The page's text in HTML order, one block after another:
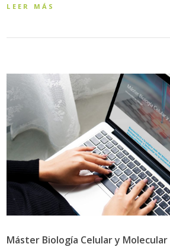
LEER MÁS
Máster Biología Celular y Molecular